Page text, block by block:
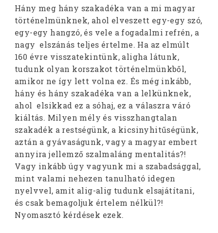
Hány meg hány szakadéka van a mi magyar
történelmünknek, ahol elveszett egy-egy szó,
egy-egy hangzó, és vele a fogadalmi refrén, a
nagy elszánás teljes értelme. Ha az elmúlt
160 évre visszatekintünk, aligha látunk,
tudunk olyan korszakot történelmünkből,
amikor ne így lett volna ez. És még inkább,
hány és hány szakadéka van a lelkünknek,
ahol elsikkad ez a sóhaj, ez a válaszra váró
kiáltás. Milyen mély és visszhangtalan
szakadék a restségünk, a kicsinyhitűségünk,
aztán a gyávaságunk, vagy a magyar embert
annyira jellemző szalmaláng mentalitás?!
Vagy inkább úgy vagyunk mi a szabadsággal,
mint valami nehezen tanulható idegen
nyelvvel, amit alig-alig tudunk elsajátítani,
és csak bemagoljuk értelem nélkül?!
Nyomasztó kérdések ezek.